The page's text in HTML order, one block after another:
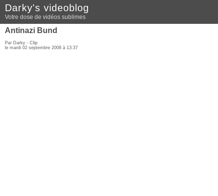
Darky's videoblog
Votre dose de vidéos sublimes
Antinazi Bund
Par Darky - Clip
le mardi 02 septembre 2008 à 13:37